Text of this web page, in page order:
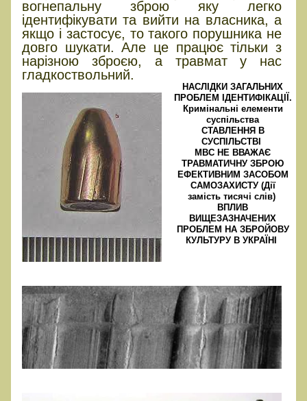
вогнепальну зброю яку легко
ідентифікувати та вийти на власника, а
якщо і застосує, то такого порушника не
довго шукати. Але це працює тільки з
нарізною зброєю, а травмат у нас
гладкоствольний.
НАСЛІДКИ ЗАГАЛЬНИХ
ПРОБЛЕМ ІДЕНТИФІКАЦІЇ.
Кримінальні елементи
суспільства
СТАВЛЕННЯ В
СУСПІЛЬСТВІ
МВС НЕ ВВАЖАЄ
ТРАВМАТИЧНУ ЗБРОЮ
ЕФЕКТИВНИМ ЗАСОБОМ
САМОЗАХИСТУ (Дії
замість тисячі слів)
ВПЛИВ
ВИЩЕЗАЗНАЧЕНИХ
ПРОБЛЕМ НА ЗБРОЙОВУ
КУЛЬТУРУ В УКРАЇНІ